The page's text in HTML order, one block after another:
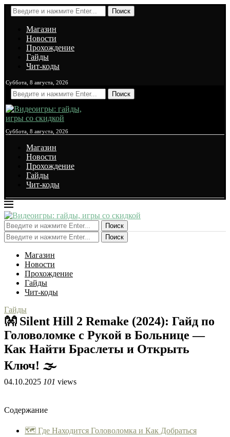
Поиск
Магазин
Новости
Прохождение
Гайды
Чит-коды
Суббота, 8 августа, 2026
Поиск
Суббота, 8 августа, 2026
Магазин
Новости
Прохождение
Гайды
Чит-коды
Поиск
Поиск
Магазин
Новости
Прохождение
Гайды
Чит-коды
Гайды
👐 Silent Hill 2 Remake (2024): Гайд по
Головоломке с Рукой в Больнице —
Как Найти Браслеты и Открыть
Ключ! 🌫️
04.10.2025 101 views
Содержание
🗺️ Где Находится Головоломка и Как Добраться